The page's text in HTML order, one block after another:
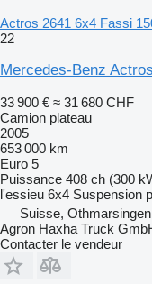
Actros 2641 6x4 Fassi
22
Mercedes-Benz
33 900 € ≈ 31 680 CHF
Camion plateau
2005
653 000 km
Euro 5
Puissance 408 ch (300
l'essieu 6x4 Suspension
Suisse, Othmarsingen
Agron Haxha Truck
Contacter le vendeur